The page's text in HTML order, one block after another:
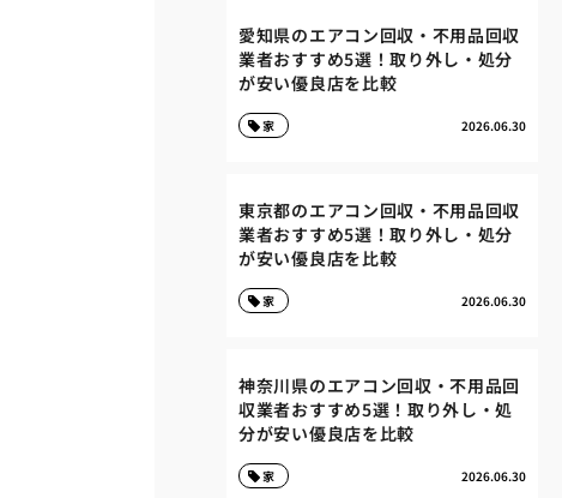
愛知県のエアコン回収・不用品回収
業者おすすめ5選！取り外し・処分
が安い優良店を比較
2026.06.30
家
東京都のエアコン回収・不用品回収
業者おすすめ5選！取り外し・処分
が安い優良店を比較
2026.06.30
家
神奈川県のエアコン回収・不用品回
収業者おすすめ5選！取り外し・処
分が安い優良店を比較
2026.06.30
家